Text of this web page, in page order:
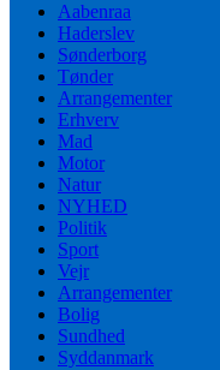
Aabenraa
Haderslev
Sønderborg
Tønder
Arrangementer
Erhverv
Mad
Motor
Natur
NYHED
Politik
Sport
Vejr
Arrangementer
Bolig
Sundhed
Syddanmark